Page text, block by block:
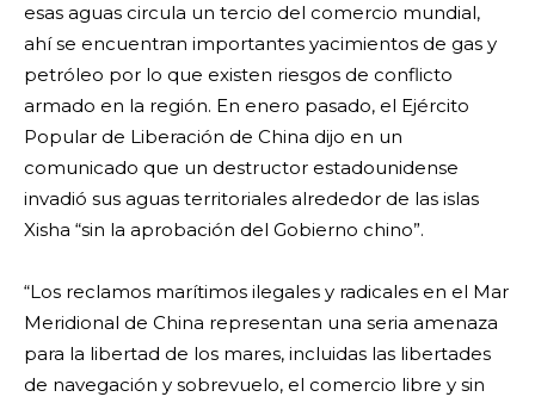
esas aguas circula un tercio del comercio mundial,
ahí se encuentran importantes yacimientos de gas y
petróleo por lo que existen riesgos de conflicto
armado en la región. En enero pasado, el Ejército
Popular de Liberación de China dijo en un
comunicado que un destructor estadounidense
invadió sus aguas territoriales alrededor de las islas
Xisha “sin la aprobación del Gobierno chino”.
“Los reclamos marítimos ilegales y radicales en el Mar
Meridional de China representan una seria amenaza
para la libertad de los mares, incluidas las libertades
de navegación y sobrevuelo, el comercio libre y sin